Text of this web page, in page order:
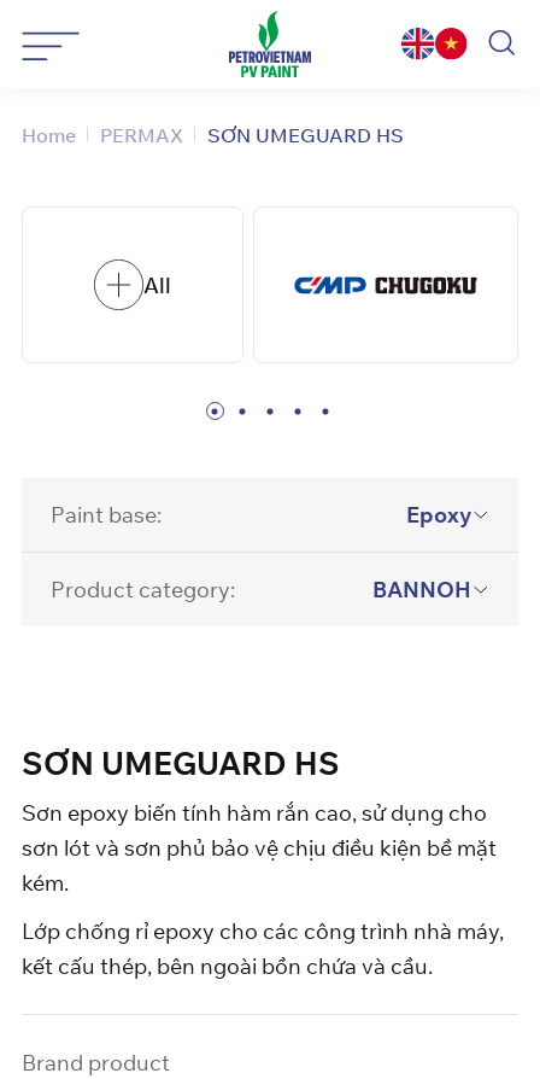
Home PERMAX SƠN UMEGUARD HS
All
Paint base: Epoxy
Product category: BANNOH
SƠN UMEGUARD HS
Sơn epoxy biến tính hàm rắn cao, sử dụng cho
sơn lót và sơn phủ bảo vệ chịu điều kiện bề mặt
kém.
Lớp chống rỉ epoxy cho các công trình nhà máy,
kết cấu thép, bên ngoài bồn chứa và cầu.
Brand product